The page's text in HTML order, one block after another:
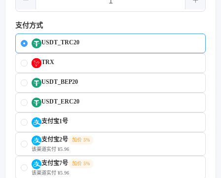
支付方式
USDT_TRC20
TRX
USDT_BEP20
USDT_ERC20
支付宝1号
支付宝2号
加价 5%
该渠道实付 ¥5.96
支付宝7号
加价 5%
该渠道实付 ¥5.96